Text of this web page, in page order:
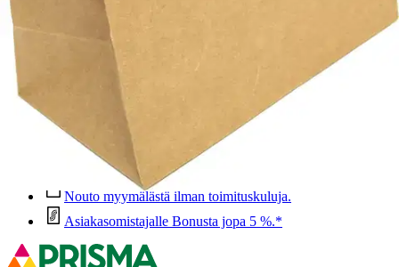
Oletko tyytyväinen tuotetietoihin?
Ovatko tuotetiedot riittävät? Jos tuotetiedoissa on puutteita tai niitä
voisi muuten parantaa, anna palautetta.
Anna palautetta Avautuu uuteen välilehteen
Ilmainen palautus 30 päivää.*
Nouto myymälästä ilman toimituskuluja.
Asiakasomistajalle Bonusta jopa 5 %.*